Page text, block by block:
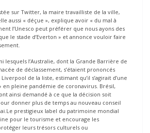
sur Twitter, la maire travailliste de la ville,
aussi « déçue », explique avoir « du mal à
l’Unesco peut préférer que nous ayons des
le stade d’Everton » et annonce vouloir faire
lesquels l’Australie, dont la Grande Barrière de
de déclassement, s’étaient prononcés
de la liste, estimant qu’il s’agirait d’une
en pleine pandémie de coronavirus. Brésil,
ainsi demandé à ce que la décision soit
donner plus de temps au nouveau conseil
prestigieux label du patrimoine mondial
pour le tourisme et encourage les
leurs trésors culturels ou